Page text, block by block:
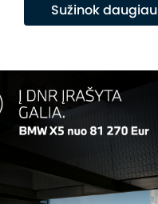
Sužinok daugiau